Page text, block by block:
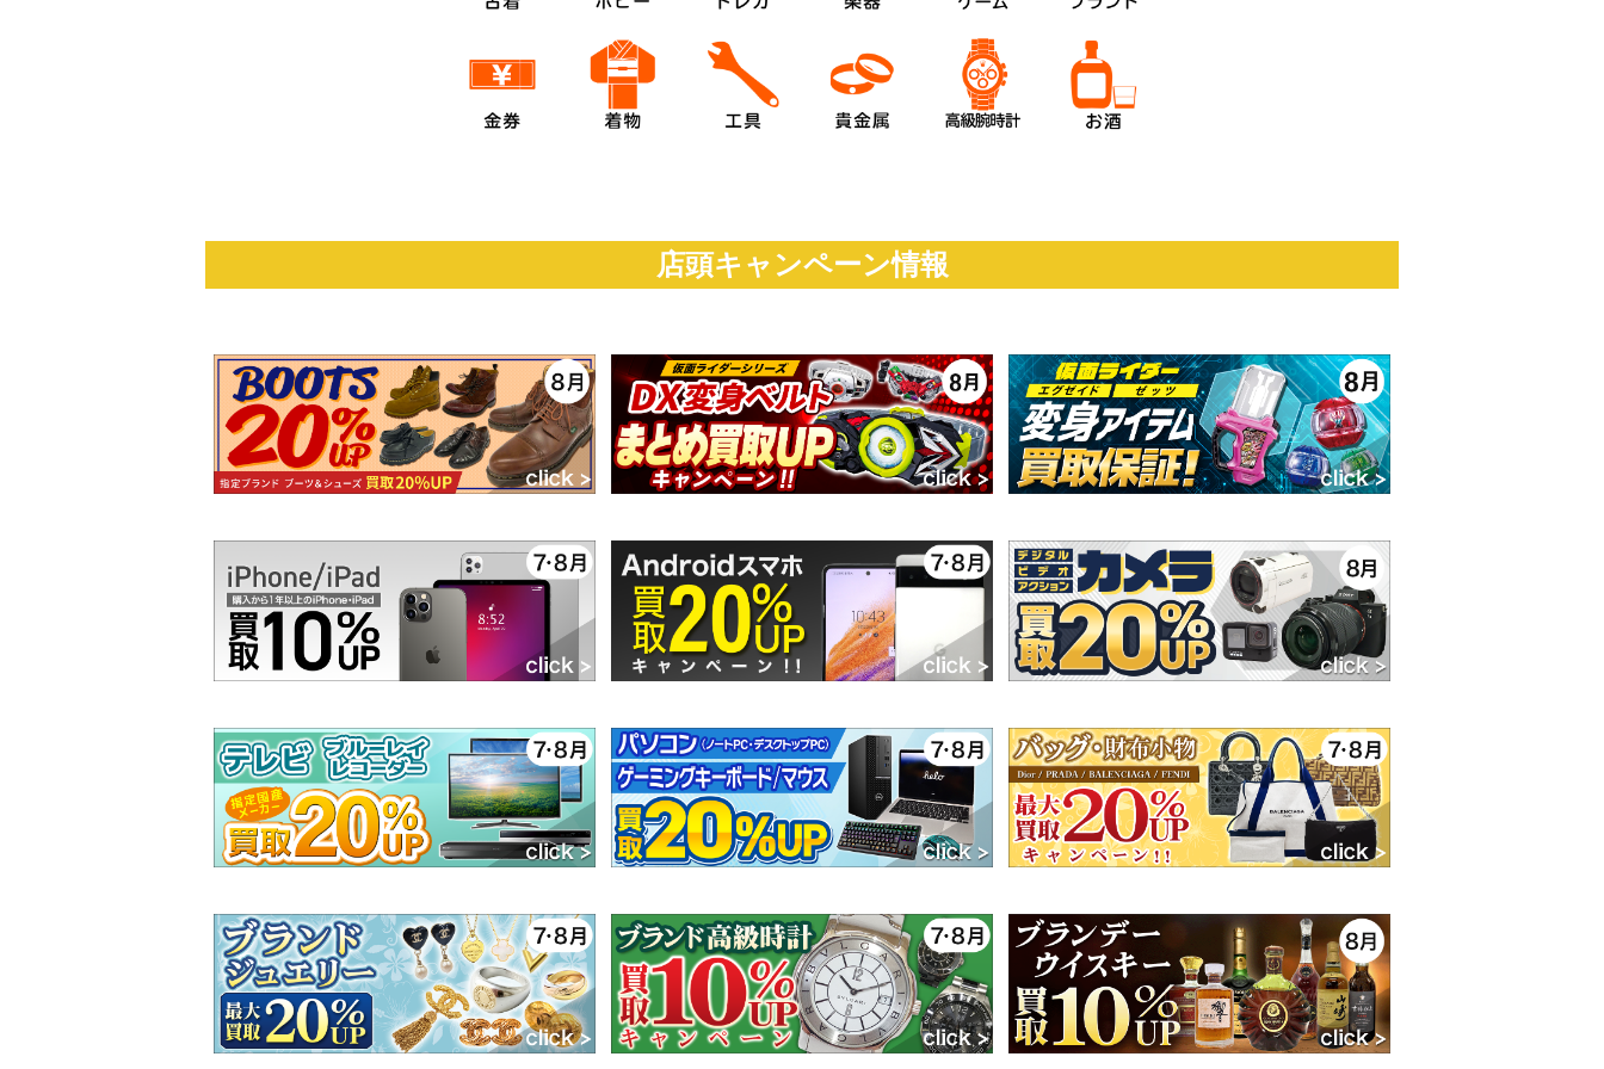
店頭キャンペーン情報